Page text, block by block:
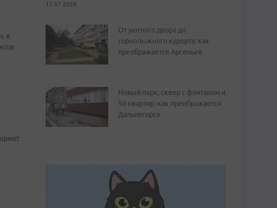
в
17.07.2026
От уютного двора до
горнолыжного курорта: как
преображается Арсеньев
Новый парк, сквер с фонтаном и
50 квартир: как преображается
Дальнегорск